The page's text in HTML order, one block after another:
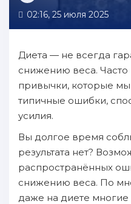
02:16, 25 июля 2025
Диета — не всегда
снижению веса.
привычки, которые
типичные ошибки,
усилия.
Вы долгое время
результата нет?
распространённых
снижению веса. По
даже на диете